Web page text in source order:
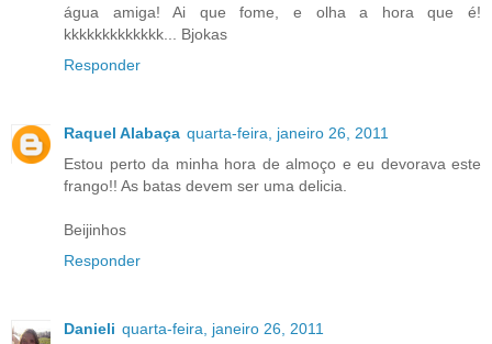
água amiga! Ai que fome, e olha a hora que é!
kkkkkkkkkkkkk... Bjokas
Responder
Raquel Alabaça quarta-feira, janeiro 26, 2011
Estou perto da minha hora de almoço e eu devorava este
frango!! As batas devem ser uma delicia.
Beijinhos
Responder
Danieli quarta-feira, janeiro 26, 2011